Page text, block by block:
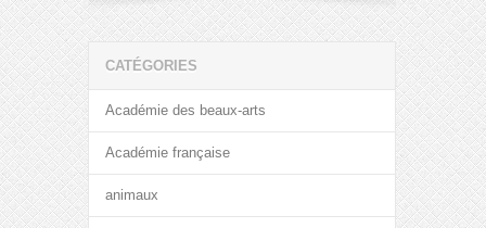
CATÉGORIES
Académie des beaux-arts
Académie française
animaux